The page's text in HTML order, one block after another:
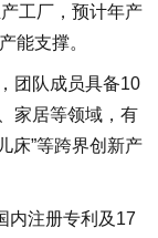
工厂，预计年产
能支撑。
团队成员具备10
家居等领域，有
床”等跨界创新产
内注册专利及17